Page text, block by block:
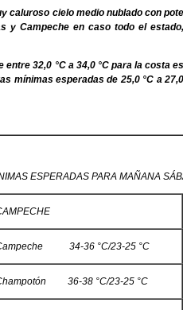
caluroso cielo medio nublado con
y Campeche en caso todo el
32,0 °C a 34,0 °C para la costa
mínimas esperadas de 25,0 °C a
ESPERADAS PARA MAÑANA
34-36 °C/23-25 °C
36-38 °C/23-25 °C